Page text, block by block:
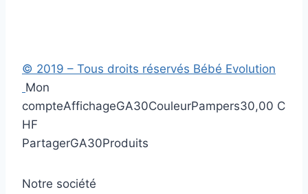
© 2019 – Tous droits réservés Bébé Evolution
Mon
compteAffichageGA30CouleurPampers30,00 C
HF
PartagerGA30Produits
Notre société